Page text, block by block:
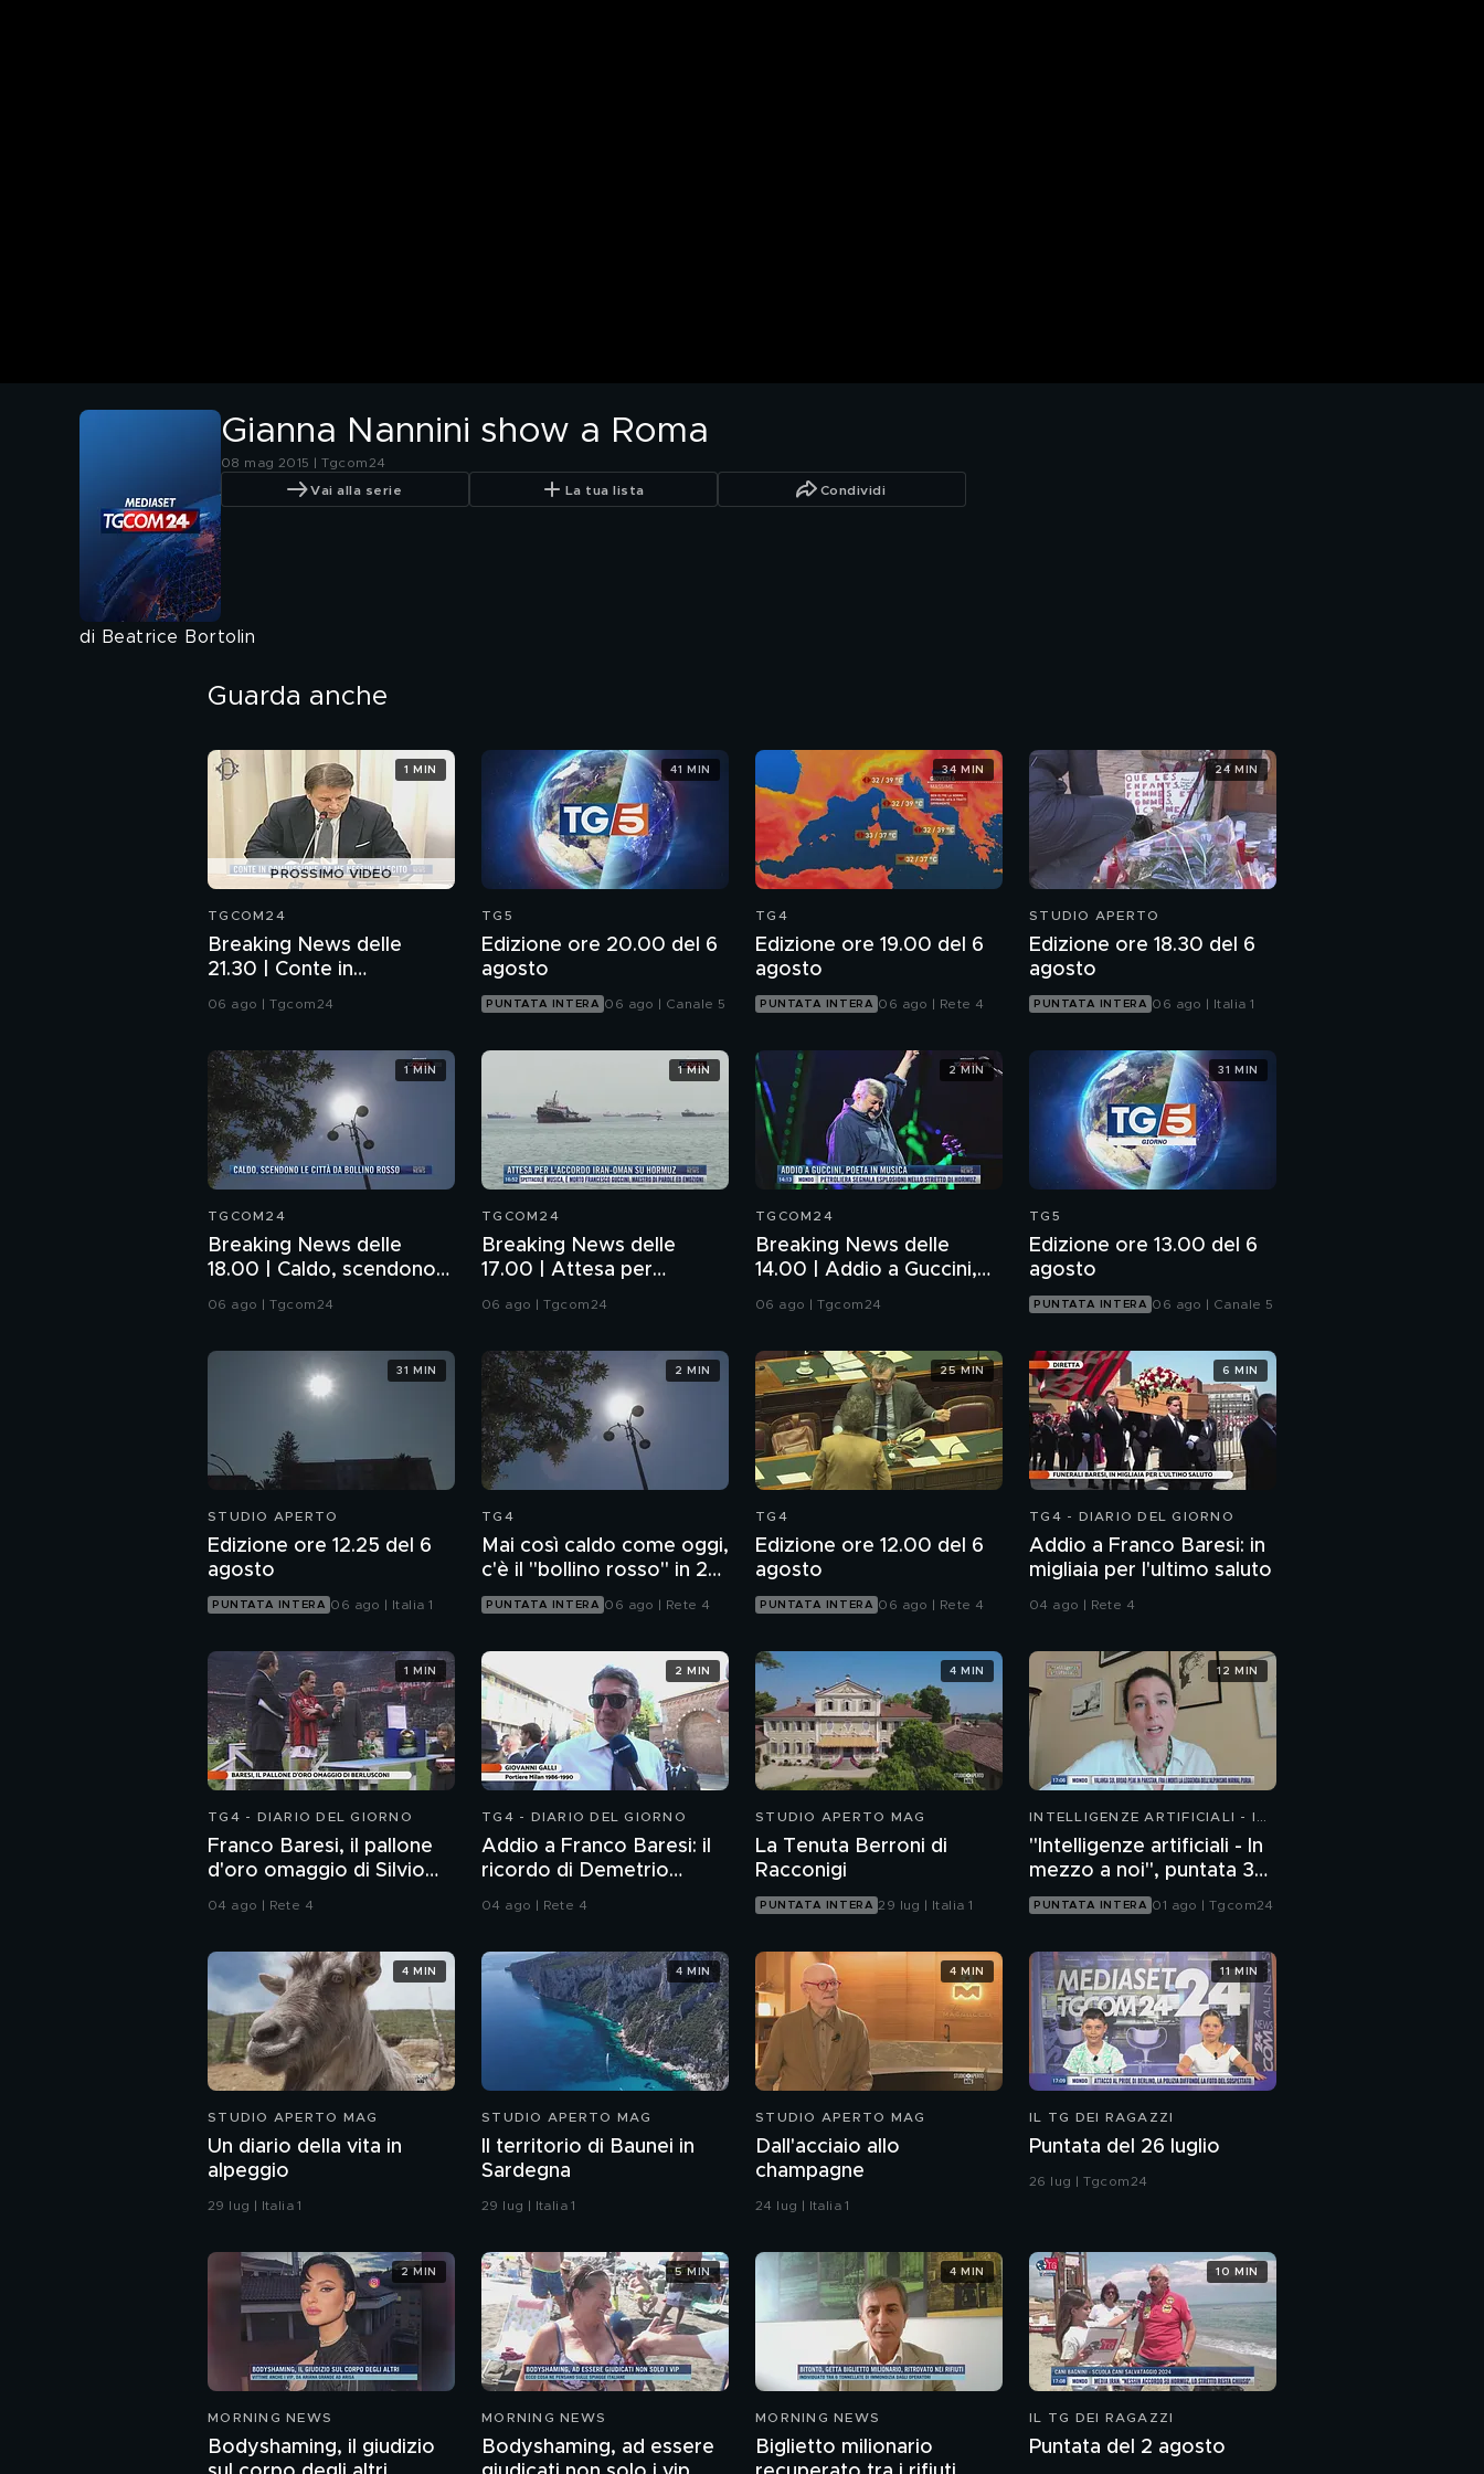
Gianna Nannini show a Roma
08 mag 2015 | Tgcom24
Vai alla serie La tua lista Condividi
di Beatrice Bortolin
Guarda anche
PROSSIMO VIDEO
TGCOM24
Breaking News delle
21.30 | Conte in
Commissione: da me
06 ago | Tgcom24
1 MIN
TG5
Edizione ore 20.00 del 6
agosto
PUNTATA INTERA 06 ago | Canale 5
41 MIN
TG4
Edizione ore 19.00 del 6
agosto
PUNTATA INTERA 06 ago | Rete 4
34 MIN
STUDIO APERTO
Edizione ore 18.30 del 6
agosto
PUNTATA INTERA 06 ago | Italia 1
24 MIN
TGCOM24
Breaking News delle
18.00 | Caldo, scendono
le città da bollino rosso
06 ago | Tgcom24
1 MIN
TGCOM24
Breaking News delle
17.00 | Attesa per
l'accordo Iran-Oman su
06 ago | Tgcom24
1 MIN
TGCOM24
Breaking News delle
14.00 | Addio a Guccini,
poeta in musica
06 ago | Tgcom24
2 MIN
TG5
Edizione ore 13.00 del 6
agosto
PUNTATA INTERA 06 ago | Canale 5
31 MIN
STUDIO APERTO
Edizione ore 12.25 del 6
agosto
PUNTATA INTERA 06 ago | Italia 1
31 MIN
TG4
Mai così caldo come oggi,
c'è il "bollino rosso" in 27
città
PUNTATA INTERA 06 ago | Rete 4
2 MIN
TG4
Edizione ore 12.00 del 6
agosto
PUNTATA INTERA 06 ago | Rete 4
25 MIN
TG4 - DIARIO DEL GIORNO
Addio a Franco Baresi: in
migliaia per l'ultimo saluto
04 ago | Rete 4
6 MIN
TG4 - DIARIO DEL GIORNO
Franco Baresi, il pallone
d'oro omaggio di Silvio
Berlusconi
04 ago | Rete 4
1 MIN
TG4 - DIARIO DEL GIORNO
Addio a Franco Baresi: il
ricordo di Demetrio
Albertini, Clarence
04 ago | Rete 4
2 MIN
STUDIO APERTO MAG
La Tenuta Berroni di
Racconigi
PUNTATA INTERA 29 lug | Italia 1
4 MIN
INTELLIGENZE ARTIFICIALI - IN
"Intelligenze artificiali - In
mezzo a noi", puntata 36:
chatbot emotivi e minori
PUNTATA INTERA 01 ago | Tgcom24
12 MIN
STUDIO APERTO MAG
Un diario della vita in
alpeggio
29 lug | Italia 1
4 MIN
STUDIO APERTO MAG
Il territorio di Baunei in
Sardegna
29 lug | Italia 1
4 MIN
STUDIO APERTO MAG
Dall'acciaio allo
champagne
24 lug | Italia 1
4 MIN
IL TG DEI RAGAZZI
Puntata del 26 luglio
26 lug | Tgcom24
11 MIN
MORNING NEWS
Bodyshaming, il giudizio
2 MIN
MORNING NEWS
Bodyshaming, ad essere
5 MIN
MORNING NEWS
Biglietto milionario
4 MIN
IL TG DEI RAGAZZI
Puntata del 2 agosto
10 MIN